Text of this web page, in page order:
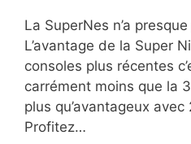
La SuperNes n’a
L’avantage de la Super
consoles plus récentes
carrément moins que la
plus qu’avantageux
Profitez…